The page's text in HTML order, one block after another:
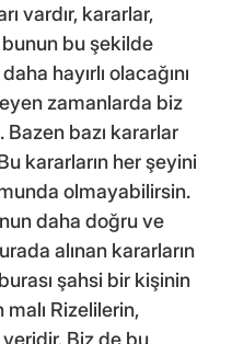
vardır, kararlar,
bunun bu şekilde
hayırlı olacağını
zamanlarda biz
Bazen bazı kararlar
kararların her şeyini
olmayabilirsin.
daha doğru ve
alınan kararların
şahsi bir kişinin
malı Rizelilerin,
Biz de bu